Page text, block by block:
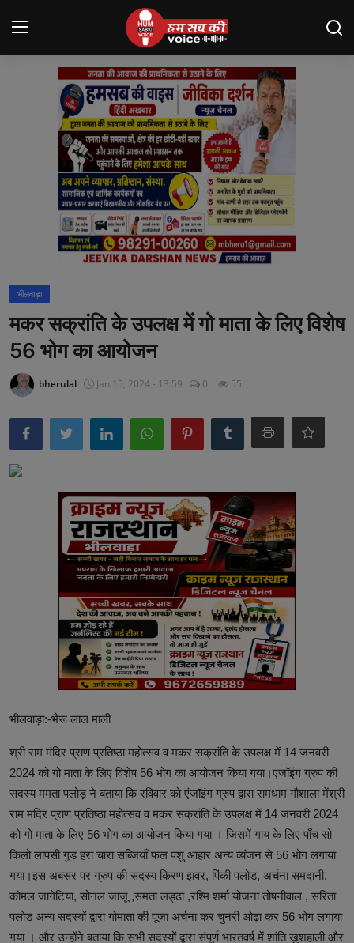
Login Register
About us
शाहपुरा
मनोरंजन
अनूपगढ़
राजस्थान
भीलवाड़ा
भीलवाड़ा
मकर सक्रांति के उपलक्ष में गो माता के लिए विशेष
56 भोग का आयोजन
bherulal Jan 15, 2024 - 13:59 0 55
भीलवाड़ा:-भैरू लाल माली
श्री राम मंदिर प्राण प्रतिष्ठा महोत्सव व मकर सक्रांति के उपलक्ष में 14 जनवरी
2024 को गो माता के लिए विशेष 56 भोग का आयोजन किया गया।एंजॉइंग ग्रुप की
सदस्य ममता पलोड़ ने बताया कि रविवार को एंजॉइंग ग्रुप द्वारा रामधाम गौशाला मेंश्री
राम मंदिर प्राण प्रतिष्ठा महोत्सव व मकर सक्रांति के उपलक्ष में 14 जनवरी 2024
को गो माता के लिए 56 भोग का आयोजन किया गया । जिसमें गाय के लिए पाँच सो
किलो लापसी गुड हरा चारा सब्जियाँ फल पशु आहार अन्य व्यंजन से 56 भोग लगाया
गया।इस अबसर पर ग्रुप की सदस्य किरण झवर, पिंकी पलोड, अर्चना समदानी,
कोमल जागेटिया, सोनल जाजू ,समता लड्ढा ,रश्मि शर्मा योजना तोषनीवाल , सरिता
पलोड अन्य सदस्यों द्वारा गोमाता की पूजा अर्चना कर चुनरी ओढ़ा कर 56 भोग लगाया
गया । और उन्होंने बताया कि सभी सदस्यों द्वारा संपूर्ण भारतवर्ष में शांति ख़ुशहाली और